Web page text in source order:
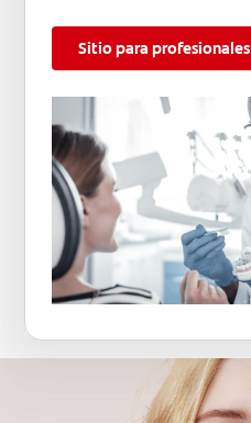
Sitio para profesionales